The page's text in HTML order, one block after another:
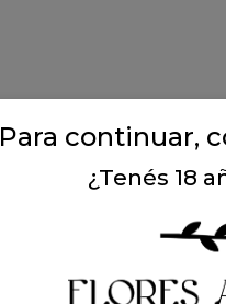
Para continuar,
¿Tenés 18